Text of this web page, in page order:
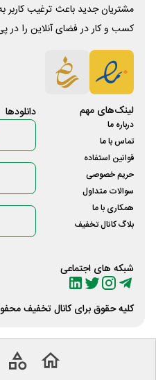
مشتریان جدید باعث ترغیب
کسب و کار در فضای آنلاین را
لینک‌های مهم
درباره ما
تماس با ما
قوانین استفاده
حریم خصوصی
سوالات متداول
همکاری با ما
بلاگ کانال تخفیف
شبکه های اجتماعی
دانلود‌ها
کلیه حقوق برای کانال تخفیف